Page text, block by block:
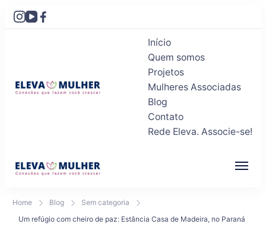
Eleva Mulher
Conexões que fazem você crescer
Início
Quem somos
Projetos
Mulheres Associadas
Blog
Contato
Rede Eleva. Associe-se!
Home Blog
Sem categoria
Um refúgio com cheiro de paz: Estância Casa de Madeira, no Paraná